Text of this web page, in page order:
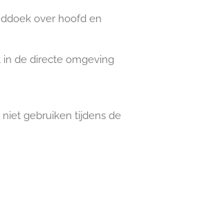
over hoofd en
in de directe omgeving
gebruiken tijdens de